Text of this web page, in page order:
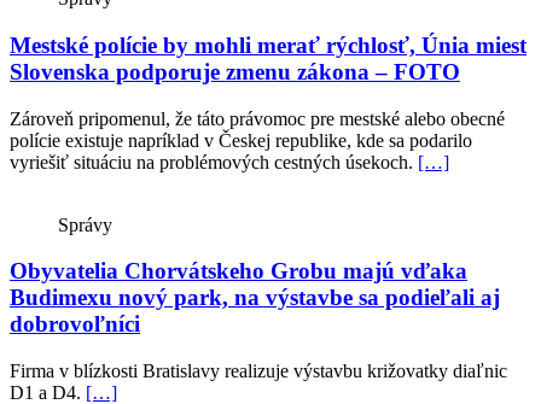
Mestské polície by mohli merať rýchlosť, Únia miest
Slovenska podporuje zmenu zákona – FOTO
Zároveň pripomenul, že táto právomoc pre mestské alebo obecné
polície existuje napríklad v Českej republike, kde sa podarilo
vyriešiť situáciu na problémových cestných úsekoch. […]
Správy
Obyvatelia Chorvátskeho Grobu majú vďaka
Budimexu nový park, na výstavbe sa podieľali aj
dobrovoľníci
Firma v blízkosti Bratislavy realizuje výstavbu križovatky diaľnic
D1 a D4. […]